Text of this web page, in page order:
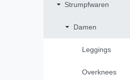
Strumpfwaren
Damen
Leggings
Overknees